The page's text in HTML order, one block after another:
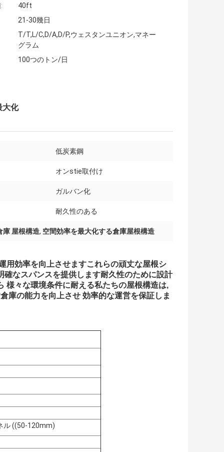
40ft
21-30幾日
T/T,L/C,D/A,D/P,ウェスタンユニオン,マネー
グラム
100つのトン/日
大化
低炭素鋼
オンstie取付け
ガルバン化
耐久性のある
庫 屋根構造, 空間効率を最大化する倉庫屋根構造
用効率を向上させますこれらの頑丈な屋根シ
なスパンスを提供します耐久性のために設計
様々な環境条件に耐える私たちの屋根構造は,
庫の能力を向上させ 効率的な運営を保証しま
ル ((50-120mm)